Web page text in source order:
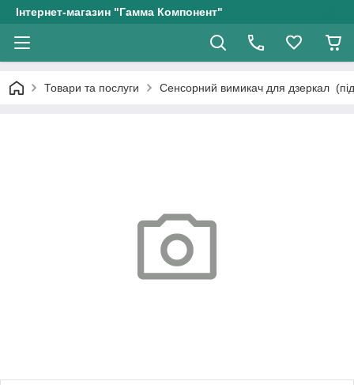
Інтернет-магазин "Гамма Компонент"
Товари та послуги Сенсорний вимикач для дзеркал